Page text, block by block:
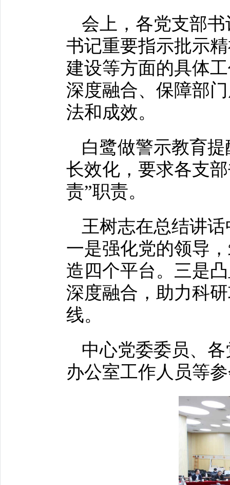
会上，各党支部
书记重要指示批示
建设等方面的具体
深度融合、保障部
法和成效。
白鹭做警示教育
长效化，要求各支
责”职责。
王树志在总结讲
一是强化党的领导
造四个平台。三是
深度融合，助力科
线。
中心党委委员、
办公室工作人员等